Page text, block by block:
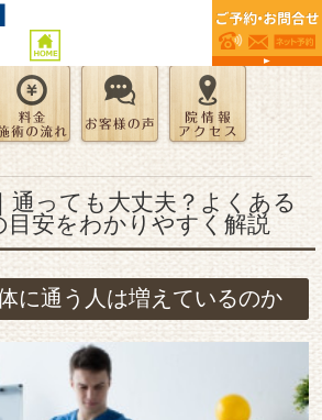
通っても大丈夫？よくある
目安をわかりやすく解説
に通う人は増えているのか